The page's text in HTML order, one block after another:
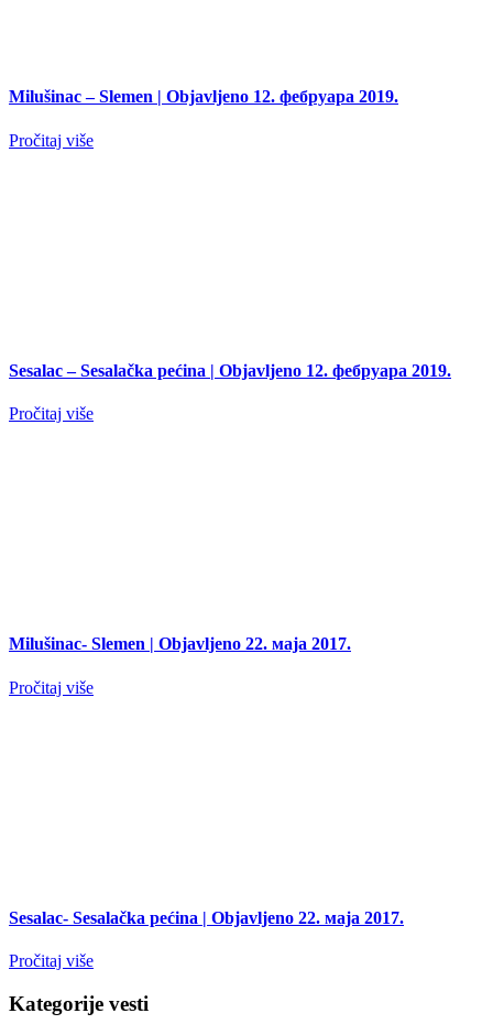
Milušinac – Slemen | Objavljeno 12. фебруара 2019.
Pročitaj više
Sesalac – Sesalačka pećina | Objavljeno 12. фебруара 2019.
Pročitaj više
Milušinac- Slemen | Objavljeno 22. маја 2017.
Pročitaj više
Sesalac- Sesalačka pećina | Objavljeno 22. маја 2017.
Pročitaj više
Kategorije vesti